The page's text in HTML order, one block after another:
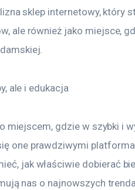
sklep internetowy, który
ale również jako miejsce,
ale i edukacja
miejscem, gdzie w szybki i
one prawdziwymi
jak właściwie dobierać
nas o najnowszych